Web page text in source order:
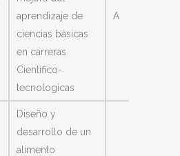
aprendizaje de
ciencias básicas
en carreras
Cientifico-
tecnologicas
A
Diseño y
desarrollo de un
alimento